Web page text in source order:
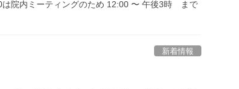
は院内ミーティングのため 12:00 〜 午後3時 まで
新着情報